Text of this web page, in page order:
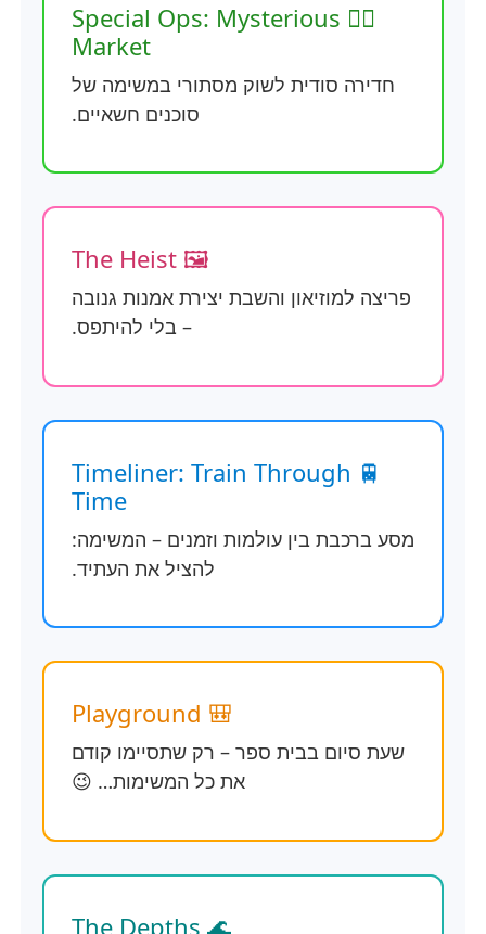
🕵️‍♂️ Special Ops: Mysterious
Market
חדירה סודית לשוק מסתורי במשימה של
סוכנים חשאיים.
🖼️ The Heist
פריצה למוזיאון והשבת יצירת אמנות גנובה
– בלי להיתפס.
🚆 Timeliner: Train Through
Time
מסע ברכבת בין עולמות וזמנים – המשימה:
להציל את העתיד.
🎒 Playground
שעת סיום בבית ספר – רק שתסיימו קודם
את כל המשימות… 😉
🌊 The Depths